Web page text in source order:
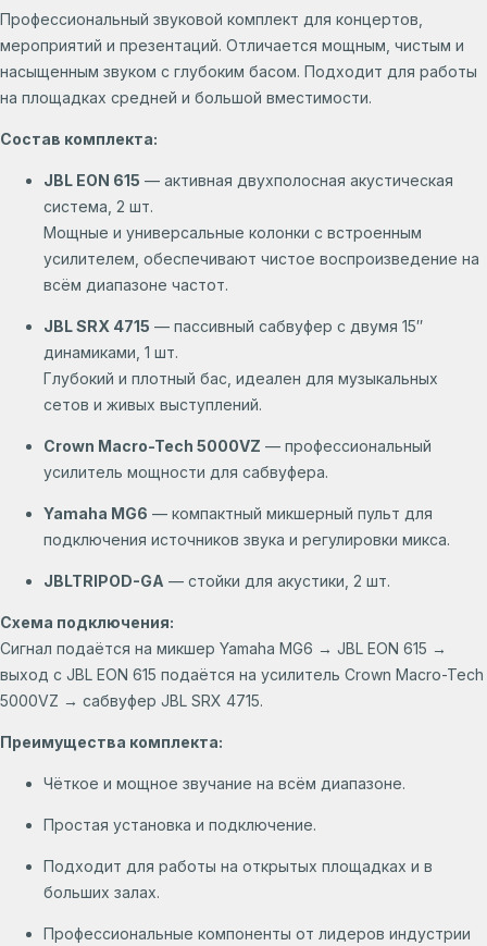
Профессиональный звуковой комплект для концертов,
мероприятий и презентаций. Отличается мощным, чистым и
насыщенным звуком с глубоким басом. Подходит для работы
на площадках средней и большой вместимости.
Состав комплекта:
JBL EON 615 — активная двухполосная акустическая
система, 2 шт.
Мощные и универсальные колонки с встроенным
усилителем, обеспечивают чистое воспроизведение на
всём диапазоне частот.
JBL SRX 4715 — пассивный сабвуфер с двумя 15″
динамиками, 1 шт.
Глубокий и плотный бас, идеален для музыкальных
сетов и живых выступлений.
Crown Macro-Tech 5000VZ — профессиональный
усилитель мощности для сабвуфера.
Yamaha MG6 — компактный микшерный пульт для
подключения источников звука и регулировки микса.
JBLTRIPOD-GA — стойки для акустики, 2 шт.
Схема подключения:
Сигнал подаётся на микшер Yamaha MG6 → JBL EON 615 →
выход с JBL EON 615 подаётся на усилитель Crown Macro-Tech
5000VZ → сабвуфер JBL SRX 4715.
Преимущества комплекта:
Чёткое и мощное звучание на всём диапазоне.
Простая установка и подключение.
Подходит для работы на открытых площадках и в
больших залах.
Профессиональные компоненты от лидеров индустрии